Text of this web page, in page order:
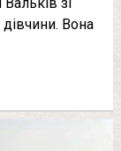
Вона